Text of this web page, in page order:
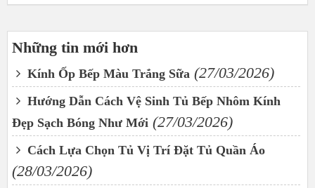
Những tin mới hơn
Kính Ốp Bếp Màu Trắng Sữa (27/03/2026)
Hướng Dẫn Cách Vệ Sinh Tủ Bếp Nhôm Kính
Đẹp Sạch Bóng Như Mới (27/03/2026)
Cách Lựa Chọn Tủ Vị Trí Đặt Tủ Quần Áo
(28/03/2026)